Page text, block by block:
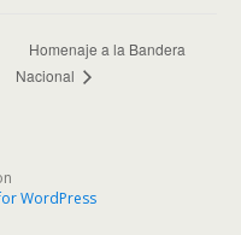
Homenaje a la Bandera
Nacional
WordPress